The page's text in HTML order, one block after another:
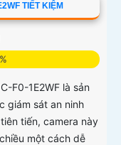
TIẾT KIỆM
F0-1E2WF là sản
giám sát an ninh
tiến, camera này
một cách dễ